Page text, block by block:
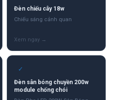
Đèn chiếu cây 18w
Chiếu sáng cảnh quan
✓
Đèn sân bóng chuyền 200w
module chống chói